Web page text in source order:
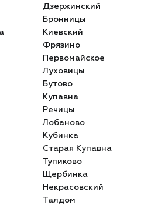
Дзержинский
Бронницы
Киевский
Фрязино
Первомайское
Луховицы
Бутово
Купавна
Речицы
Лобаново
Кубинка
Старая Купавна
Тупиково
Щербинка
Некрасовский
Талдом